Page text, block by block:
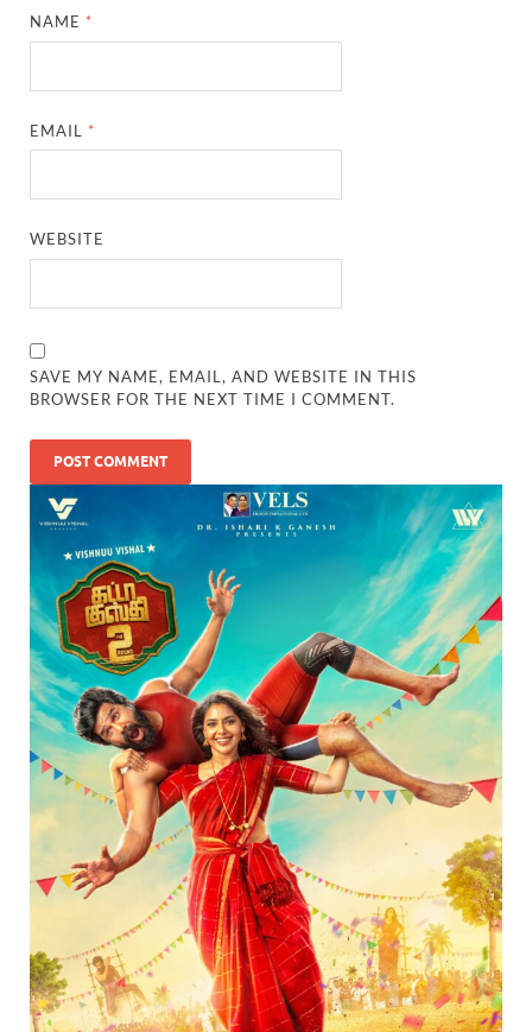
NAME *
EMAIL *
WEBSITE
SAVE MY NAME, EMAIL, AND WEBSITE IN THIS
BROWSER FOR THE NEXT TIME I COMMENT.